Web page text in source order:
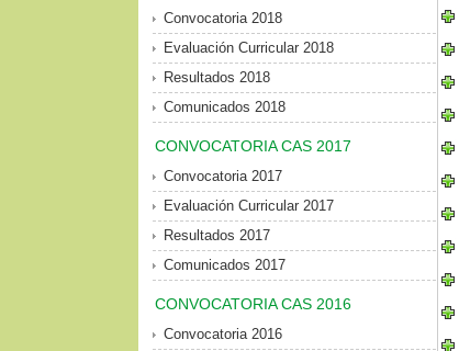
Convocatoria 2018
Evaluación Curricular 2018
Resultados 2018
Comunicados 2018
CONVOCATORIA CAS 2017
Convocatoria 2017
Evaluación Curricular 2017
Resultados 2017
Comunicados 2017
CONVOCATORIA CAS 2016
Convocatoria 2016